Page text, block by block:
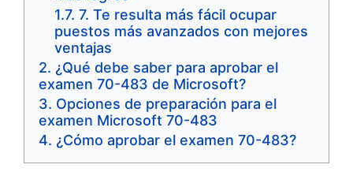
7. Te resulta más fácil ocupar
puestos más avanzados con mejores
ventajas
¿Qué debe saber para aprobar el
examen 70-483 de Microsoft?
Opciones de preparación para el
examen Microsoft 70-483
¿Cómo aprobar el examen 70-483?